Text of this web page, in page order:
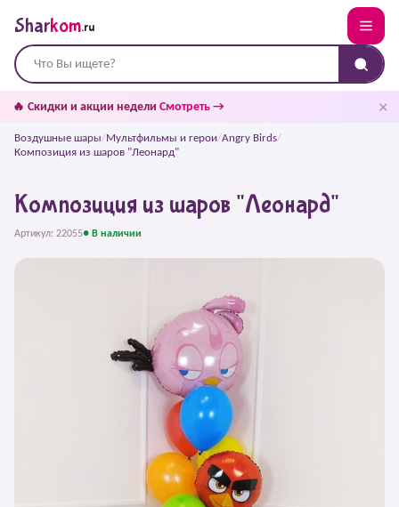
Sharkom.ru
🔥 Скидки и акции недели Смотреть → ✕
Воздушные шары/Мультфильмы и герои/Angry Birds/
Композиция из шаров "Леонард"
Композиция из шаров "Леонард"
Артикул: 22055● В наличии